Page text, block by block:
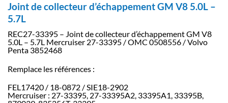
Joint de collecteur d’échappement GM V8 5.0L –
5.7L
REC27-33395 – Joint de collecteur d’échappement GM V8
5.0L – 5.7L Mercruiser 27-33395 / OMC 0508556 / Volvo
Penta 3852468
Remplace les références :
FEL17420 / 18-0872 / SIE18-2902
Mercruiser : 27-33395, 27-33395A2, 33395A1, 33395B,